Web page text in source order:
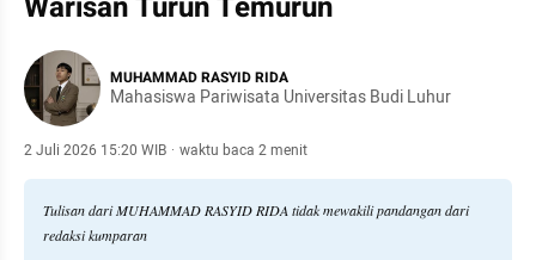
MUHAMMAD RASYID RIDA
Mahasiswa Pariwisata Universitas Budi Luhur
2 Juli 2026 15:20 WIB · waktu baca 2 menit
Tulisan dari MUHAMMAD RASYID RIDA tidak mewakili pandangan dari
redaksi kumparan